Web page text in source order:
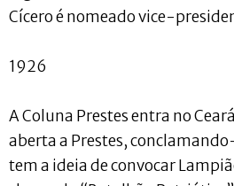
Cícero é nomeado vice-
1926
A Coluna Prestes entra no
aberta a Prestes,
tem a ideia de convocar